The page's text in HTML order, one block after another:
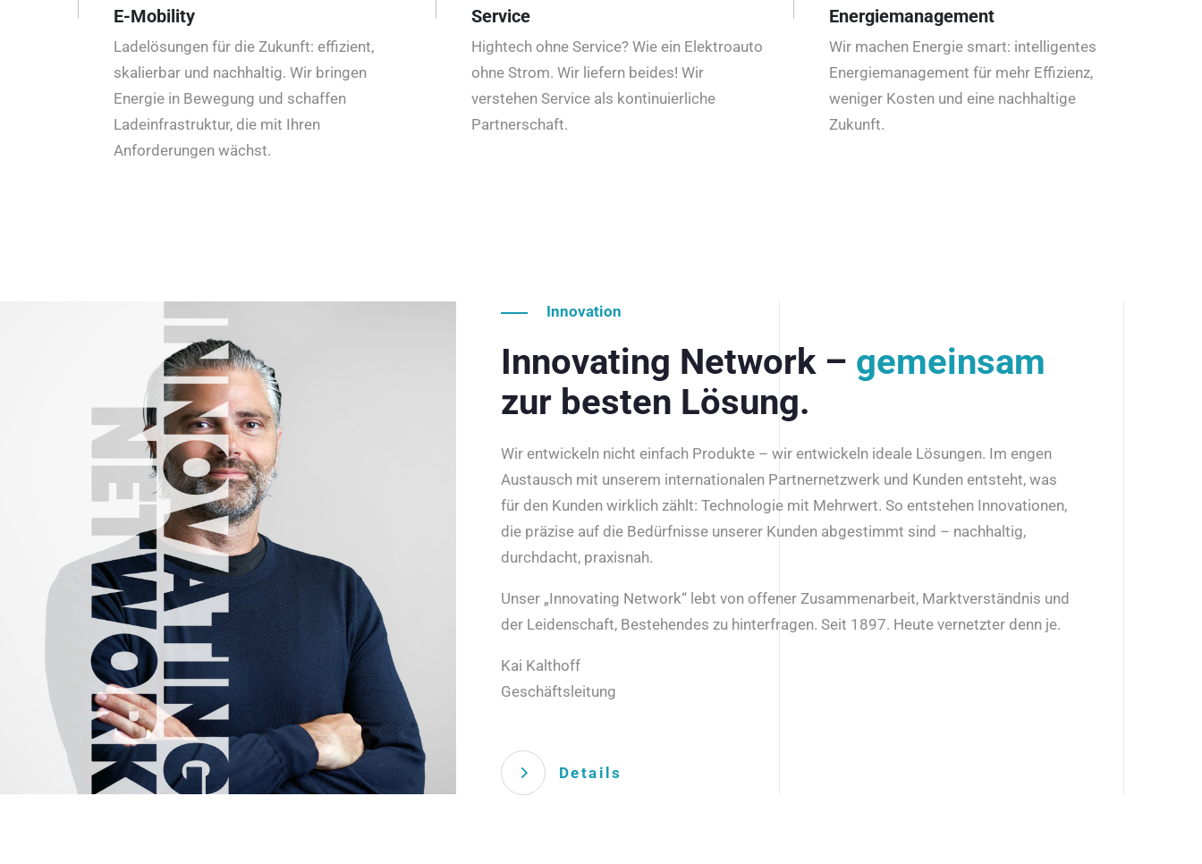
E-Mobility
Ladelösungen für die Zukunft: effizient,
skalierbar und nachhaltig. Wir bringen
Energie in Bewegung und schaffen
Ladeinfrastruktur, die mit Ihren
Anforderungen wächst.
Service
Hightech ohne Service? Wie ein Elektroauto
ohne Strom. Wir liefern beides! Wir
verstehen Service als kontinuierliche
Partnerschaft.
Energiemanagement
Wir machen Energie smart: intelligentes
Energiemanagement für mehr Effizienz,
weniger Kosten und eine nachhaltige
Zukunft.
Innovation
Innovating Network – gemeinsam
zur besten Lösung.
Wir entwickeln nicht einfach Produkte – wir entwickeln ideale Lösungen. Im engen
Austausch mit unserem internationalen Partnernetzwerk und Kunden entsteht, was
für den Kunden wirklich zählt: Technologie mit Mehrwert. So entstehen Innovationen,
die präzise auf die Bedürfnisse unserer Kunden abgestimmt sind – nachhaltig,
durchdacht, praxisnah.
Unser „Innovating Network“ lebt von offener Zusammenarbeit, Marktverständnis und
der Leidenschaft, Bestehendes zu hinterfragen. Seit 1897. Heute vernetzter denn je.
Kai Kalthoff
Geschäftsleitung
Details